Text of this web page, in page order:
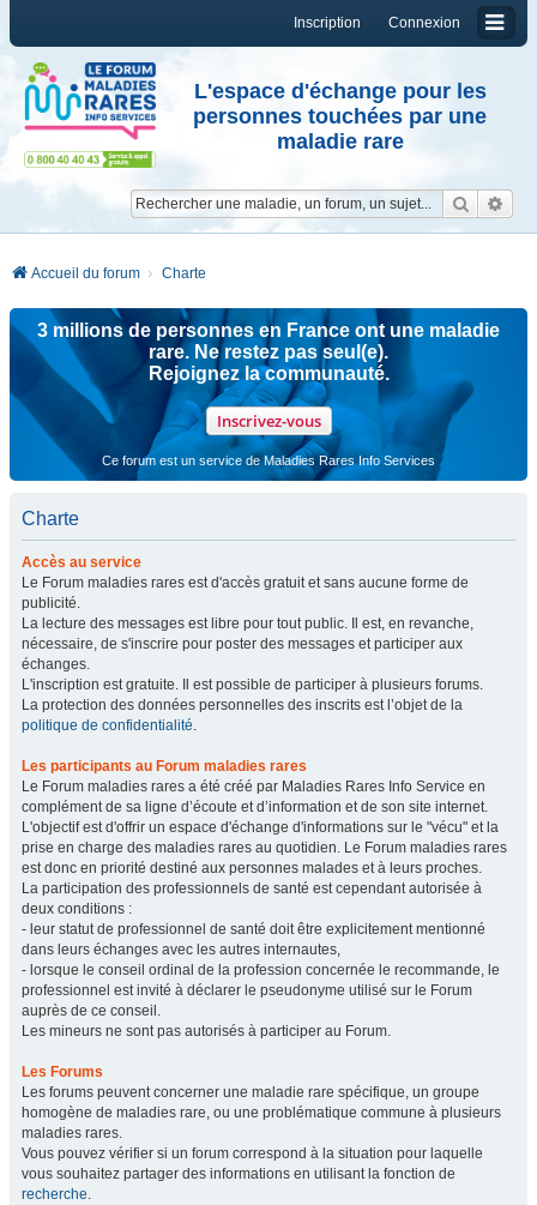
Connexion
Inscription
L'espace d'échange pour les
personnes touchées par une
maladie rare
Accueil du forum Charte
3 millions de personnes en France ont une maladie
rare. Ne restez pas seul(e).
Rejoignez la communauté.
Inscrivez-vous
Ce forum est un service de Maladies Rares Info Services
Charte
Accès au service
Le Forum maladies rares est d'accès gratuit et sans aucune forme de
publicité.
La lecture des messages est libre pour tout public. Il est, en revanche,
nécessaire, de s'inscrire pour poster des messages et participer aux
échanges.
L'inscription est gratuite. Il est possible de participer à plusieurs forums.
La protection des données personnelles des inscrits est l’objet de la
politique de confidentialité.
Les participants au Forum maladies rares
Le Forum maladies rares a été créé par Maladies Rares Info Service en
complément de sa ligne d’écoute et d’information et de son site internet.
L'objectif est d'offrir un espace d'échange d'informations sur le "vécu" et la
prise en charge des maladies rares au quotidien. Le Forum maladies rares
est donc en priorité destiné aux personnes malades et à leurs proches.
La participation des professionnels de santé est cependant autorisée à
deux conditions :
- leur statut de professionnel de santé doit être explicitement mentionné
dans leurs échanges avec les autres internautes,
- lorsque le conseil ordinal de la profession concernée le recommande, le
professionnel est invité à déclarer le pseudonyme utilisé sur le Forum
auprès de ce conseil.
Les mineurs ne sont pas autorisés à participer au Forum.
Les Forums
Les forums peuvent concerner une maladie rare spécifique, un groupe
homogène de maladies rare, ou une problématique commune à plusieurs
maladies rares.
Vous pouvez vérifier si un forum correspond à la situation pour laquelle
vous souhaitez partager des informations en utilisant la fonction de
recherche.